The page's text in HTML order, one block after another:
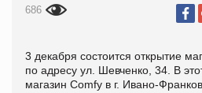
686
3 декабря состоится открытие
по адресу ул. Шевченко, 34. В
магазин Comfy в г. Ивано-